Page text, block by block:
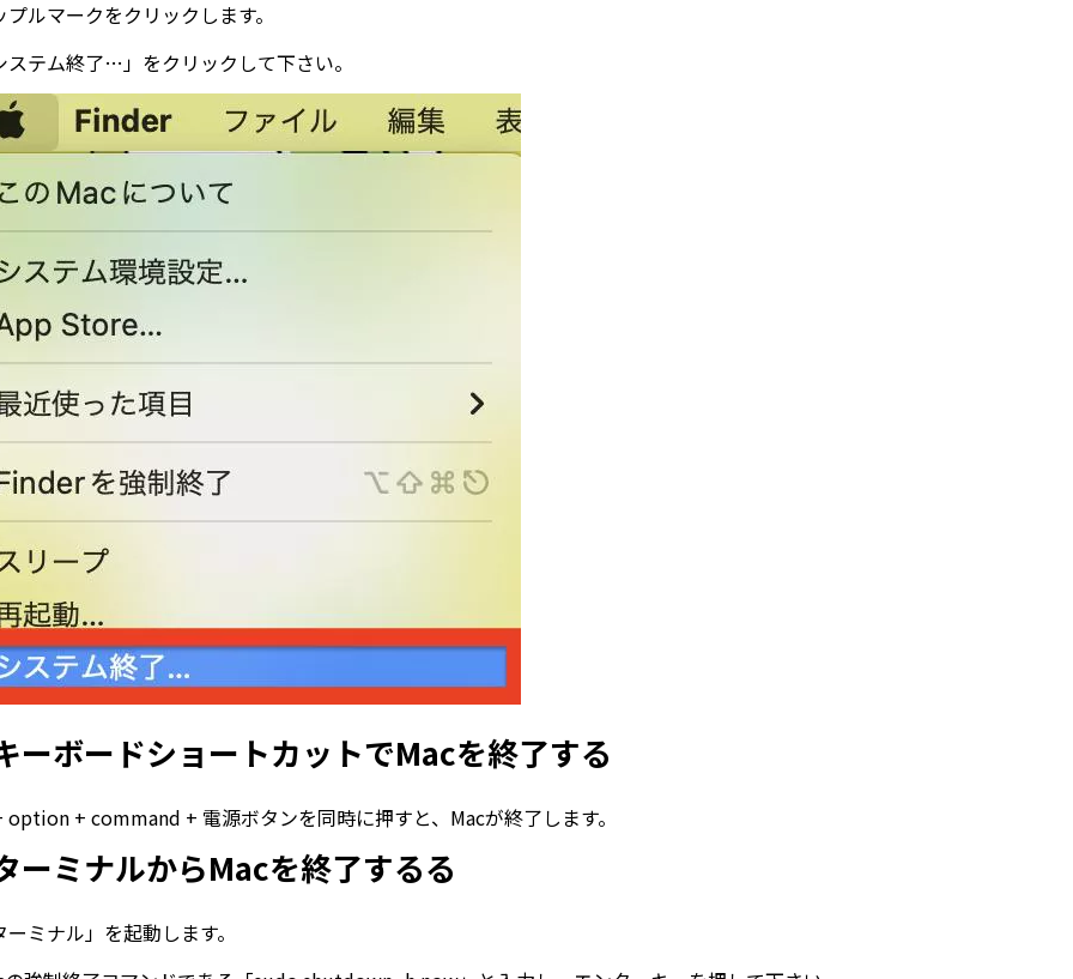
プルマークをクリックします。
ステム終了…」をクリックして下さい。
ーボードショートカットでMacを終了する
+ command + 電源ボタンを同時に押すと、Macが終了します。
ーミナルからMacを終了するる
ーミナル」を起動します。